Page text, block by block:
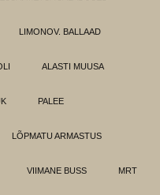
LIMONOV. BALLAAD
ALASTI MUUSA
PALEE
LÕPMATU ARMASTUS
VIIMANE BUSS MRT